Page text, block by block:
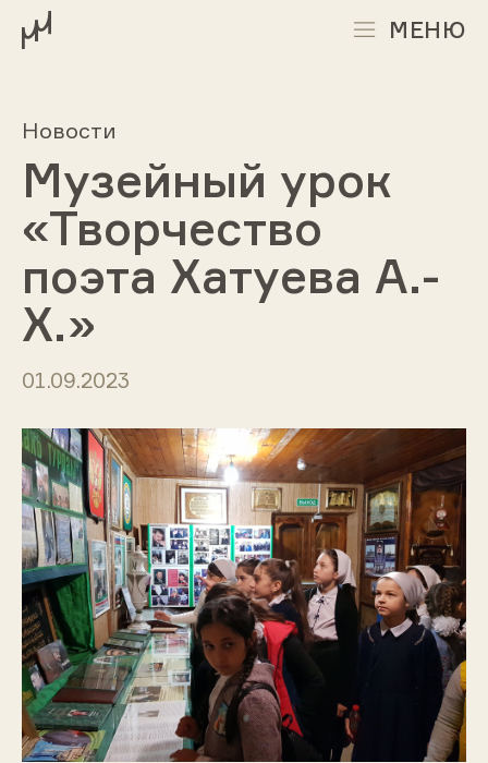
МЕНЮ
Новости
Музейный урок
«Творчество
поэта Хатуева А.-
Х.»
01.09.2023